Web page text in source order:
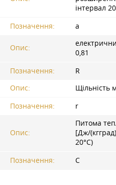
інтервал
Позначення:
a
Опис:
0,81
Позначення:
R
Опис:
Щільність
Позначення:
r
Опис:
Питома
[Дж/
20°С)
Позначення:
C